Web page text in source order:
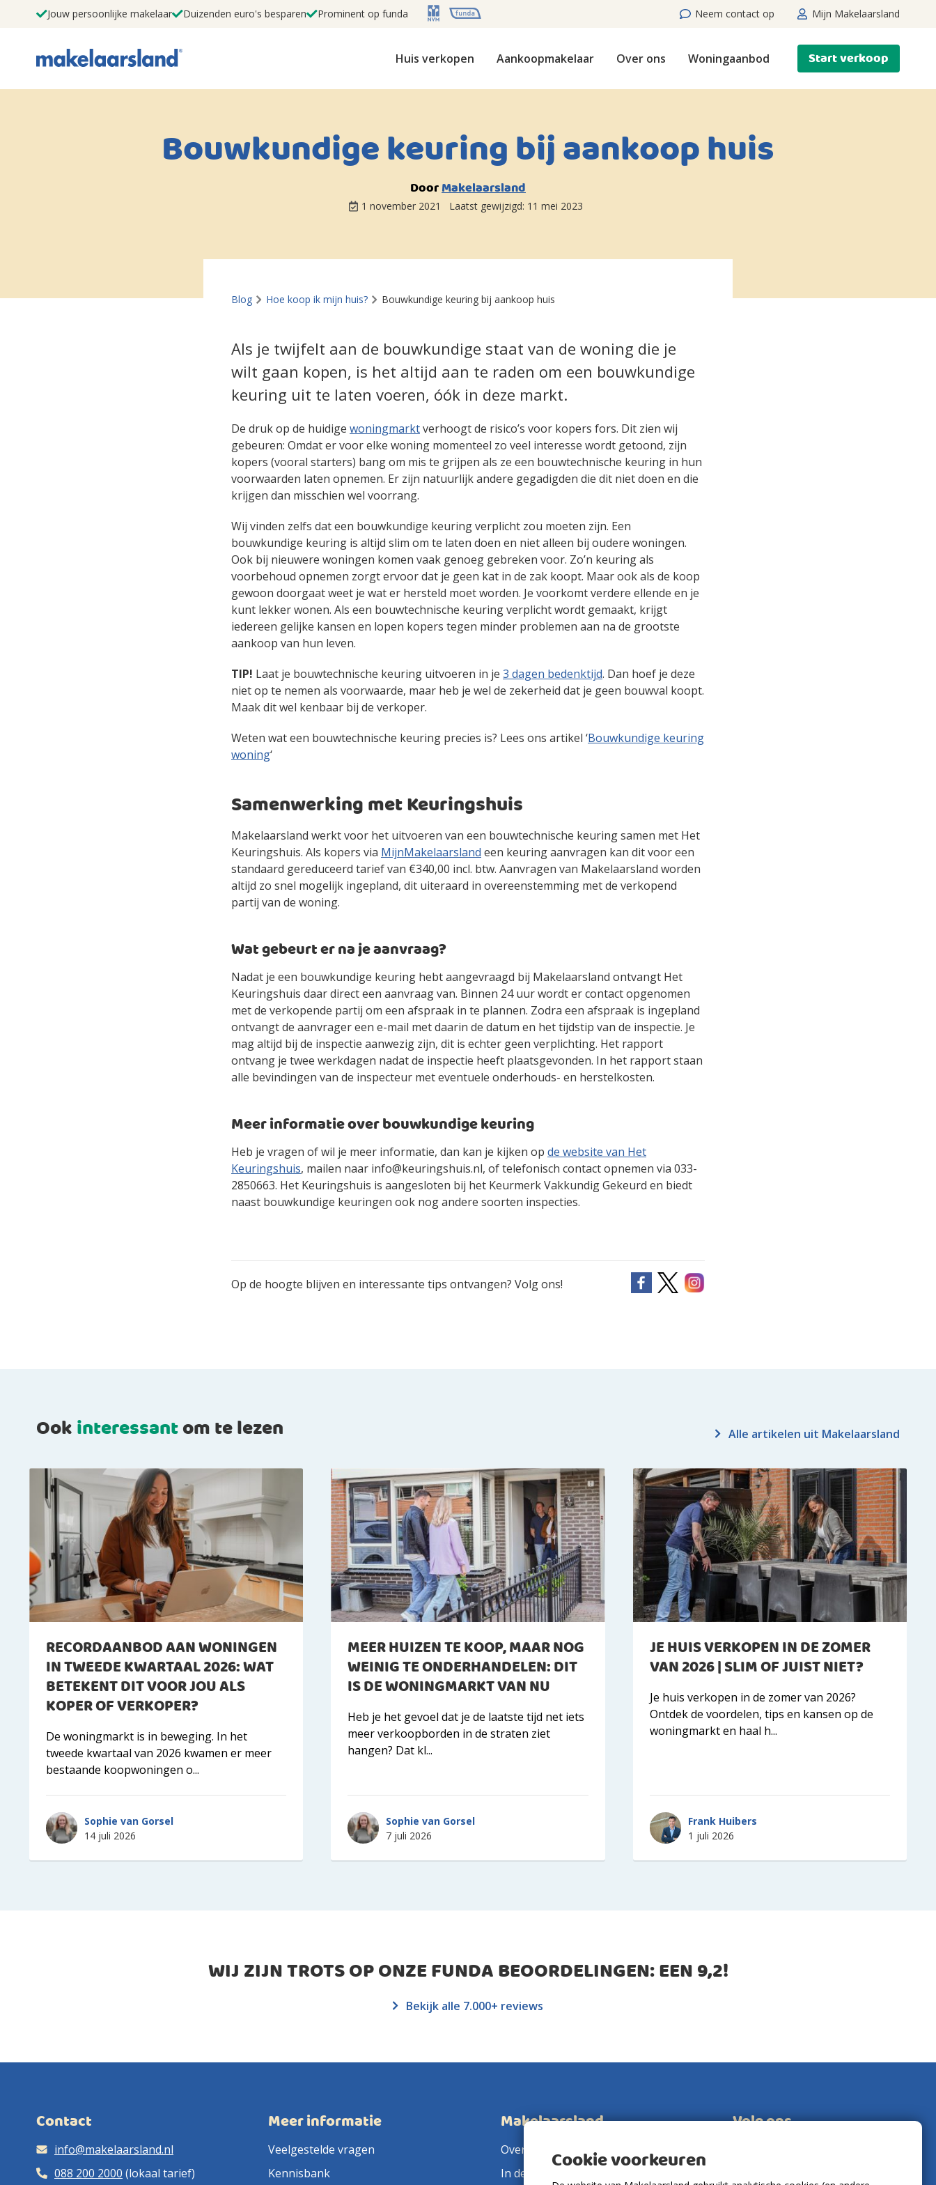
Jouw persoonlijke makelaar Duizenden euro's besparen Prominent op funda Neem contact op Mijn Makelaarsland
Huis verkopen Aankoopmakelaar Over ons Woningaanbod Start verkoop
Bouwkundige keuring bij aankoop huis
DoorMakelaarsland
1 november 2021 Laatst gewijzigd: 11 mei 2023
Blog Hoe koop ik mijn huis? Bouwkundige keuring bij aankoop huis
Als je twijfelt aan de bouwkundige staat van de woning die je
wilt gaan kopen, is het altijd aan te raden om een bouwkundige
keuring uit te laten voeren, óók in deze markt.
De druk op de huidige woningmarktverhoogt de risico’s voor kopers fors. Dit zien wij
gebeuren: Omdat er voor elke woning momenteel zo veel interesse wordt getoond, zijn
kopers (vooral starters) bang om mis te grijpen als ze een bouwtechnische keuring in hun
voorwaarden laten opnemen. Er zijn natuurlijk andere gegadigden die dit niet doen en die
krijgen dan misschien wel voorrang.
Wij vinden zelfs dat een bouwkundige keuring verplicht zou moeten zijn. Een
bouwkundige keuring is altijd slim om te laten doen en niet alleen bij oudere woningen.
Ook bij nieuwere woningen komen vaak genoeg gebreken voor. Zo’n keuring als
voorbehoud opnemen zorgt ervoor dat je geen kat in de zak koopt. Maar ook als de koop
gewoon doorgaat weet je wat er hersteld moet worden. Je voorkomt verdere ellende en je
kunt lekker wonen. Als een bouwtechnische keuring verplicht wordt gemaakt, krijgt
iedereen gelijke kansen en lopen kopers tegen minder problemen aan na de grootste
aankoop van hun leven.
TIP! Laat je bouwtechnische keuring uitvoeren in je 3 dagen bedenktijd. Dan hoef je deze
niet op te nemen als voorwaarde, maar heb je wel de zekerheid dat je geen bouwval koopt.
Maak dit wel kenbaar bij de verkoper.
Weten wat een bouwtechnische keuring precies is? Lees ons artikel ‘Bouwkundige keuring
woning‘
Samenwerking met Keuringshuis
Makelaarsland werkt voor het uitvoeren van een bouwtechnische keuring samen met Het
Keuringshuis. Als kopers via MijnMakelaarsland een keuring aanvragen kan dit voor een
standaard gereduceerd tarief van €340,00 incl. btw. Aanvragen van Makelaarsland worden
altijd zo snel mogelijk ingepland, dit uiteraard in overeenstemming met de verkopend
partij van de woning.
Wat gebeurt er na je aanvraag?
Nadat je een bouwkundige keuring hebt aangevraagd bij Makelaarsland ontvangt Het
Keuringshuis daar direct een aanvraag van. Binnen 24 uur wordt er contact opgenomen
met de verkopende partij om een afspraak in te plannen. Zodra een afspraak is ingepland
ontvangt de aanvrager een e-mail met daarin de datum en het tijdstip van de inspectie. Je
mag altijd bij de inspectie aanwezig zijn, dit is echter geen verplichting. Het rapport
ontvang je twee werkdagen nadat de inspectie heeft plaatsgevonden. In het rapport staan
alle bevindingen van de inspecteur met eventuele onderhouds- en herstelkosten.
Meer informatie over bouwkundige keuring
Heb je vragen of wil je meer informatie, dan kan je kijken op de website van Het
Keuringshuis, mailen naar info@keuringshuis.nl, of telefonisch contact opnemen via 033-
2850663. Het Keuringshuis is aangesloten bij het Keurmerk Vakkundig Gekeurd en biedt
naast bouwkundige keuringen ook nog andere soorten inspecties.
Op de hoogte blijven en interessante tips ontvangen? Volg ons!
Ookinteressantom te lezen Alle artikelen uit Makelaarsland
RECORDAANBOD AAN WONINGEN
IN TWEEDE KWARTAAL 2026: WAT
BETEKENT DIT VOOR JOU ALS
KOPER OF VERKOPER?
De woningmarkt is in beweging. In het
tweede kwartaal van 2026 kwamen er meer
bestaande koopwoningen o...
Sophie van Gorsel
14 juli 2026
MEER HUIZEN TE KOOP, MAAR NOG
WEINIG TE ONDERHANDELEN: DIT
IS DE WONINGMARKT VAN NU
Heb je het gevoel dat je de laatste tijd net iets
meer verkoopborden in de straten ziet
hangen? Dat kl...
Sophie van Gorsel
7 juli 2026
JE HUIS VERKOPEN IN DE ZOMER
VAN 2026 | SLIM OF JUIST NIET?
Je huis verkopen in de zomer van 2026?
Ontdek de voordelen, tips en kansen op de
woningmarkt en haal h...
Frank Huibers
1 juli 2026
WIJ ZIJN TROTS OP ONZE FUNDA BEOORDELINGEN: EEN9,2!
Bekijk alle 7.000+ reviews
Contact
info@makelaarsland.nl
088 200 2000 (lokaal tarief)
Meer informatie
Veelgestelde vragen
Kennisbank
Makelaarsland
Over ons
In de pers
Volg ons
Cookie voorkeuren